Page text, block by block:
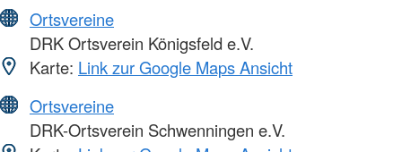
Ortsvereine
DRK Ortsverein Königsfeld e.V.
Karte: Link zur Google Maps Ansicht
Ortsvereine
DRK-Ortsverein Schwenningen e.V.